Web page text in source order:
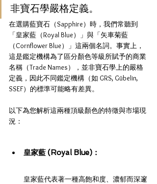
非寶石學嚴格定義。
在選購藍寶石（Sapphire）時，我們常聽到
「皇家藍（Royal Blue）」與「矢車菊藍
（Cornflower Blue）」這兩個名詞。事實上，
這是鑑定機構為了區分顏色等級所賦予的商業
名稱（Trade Names），並非寶石學上的嚴格
定義，因此不同鑑定機構（如 GRS, Gübelin,
SSEF）的標準可能略有差異。
以下為您解析這兩種頂級顏色的特徵與市場現
況：
皇家藍 (Royal Blue)：
皇家藍代表著一種高飽和度、濃郁而深邃